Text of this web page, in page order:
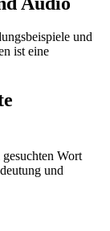
und
ist eine
Wort
und